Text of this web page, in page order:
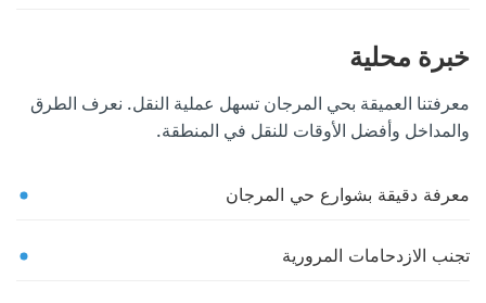
خبرة محلية
معرفتنا العميقة بحي المرجان تسهل عملية النقل. نعرف الطرق
والمداخل وأفضل الأوقات للنقل في المنطقة.
معرفة دقيقة بشوارع حي المرجان
تجنب الازدحامات المرورية